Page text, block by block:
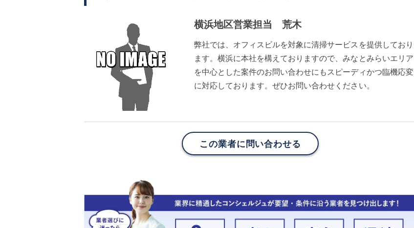
横浜地区営業担当 荒木
弊社では、オフィスビルを対象に清掃サービスを提供しており
ます。横浜に本社を構えておりますので、みなとみらいエリア
を中心とした案件のお問い合わせにもスピーディかつ臨機応変
に対応しております。ぜひお問い合わせください。
この業者に問い合わせる